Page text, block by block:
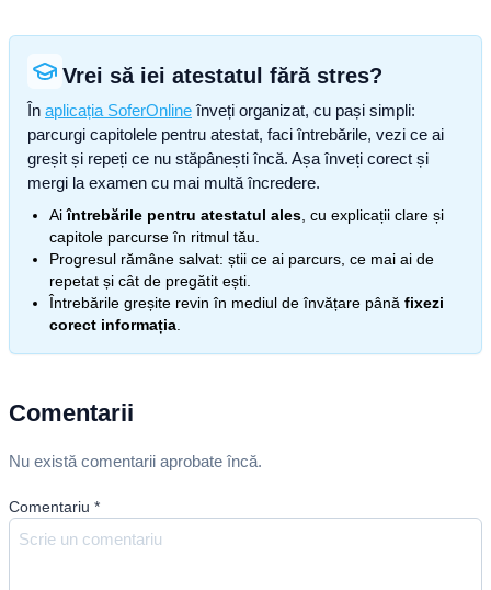
Vrei să iei atestatul fără stres?
În aplicația SoferOnline înveți organizat, cu pași simpli:
parcurgi capitolele pentru atestat, faci întrebările, vezi ce ai
greșit și repeți ce nu stăpânești încă. Așa înveți corect și
mergi la examen cu mai multă încredere.
Aiîntrebările pentru atestatul ales , cu explicații clare și
capitole parcurse în ritmul tău.
Progresul rămâne salvat: știi ce ai parcurs, ce mai ai de
repetat și cât de pregătit ești.
Întrebările greșite revin în mediul de învățare până fixezi
corect informația
Comentarii
Nu există comentarii aprobate încă.
Comentariu *